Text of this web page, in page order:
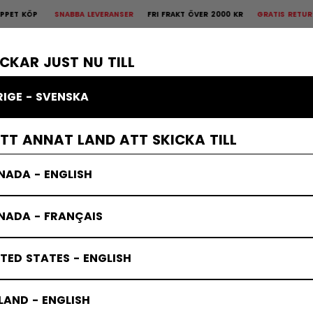
JUST NU TILL
- SVENSKA
ANNAT LAND ATT SKICKA TILL
- ENGLISH
- FRANÇAIS
STATES - ENGLISH
- ENGLISH
SNABBA LEVERANSERFRI FRAKT ÖVER 2000 KRGRATIS RETUR 30
Retur 30 dagars öppet köp
KROPPSSKYDD MÅLVAKT